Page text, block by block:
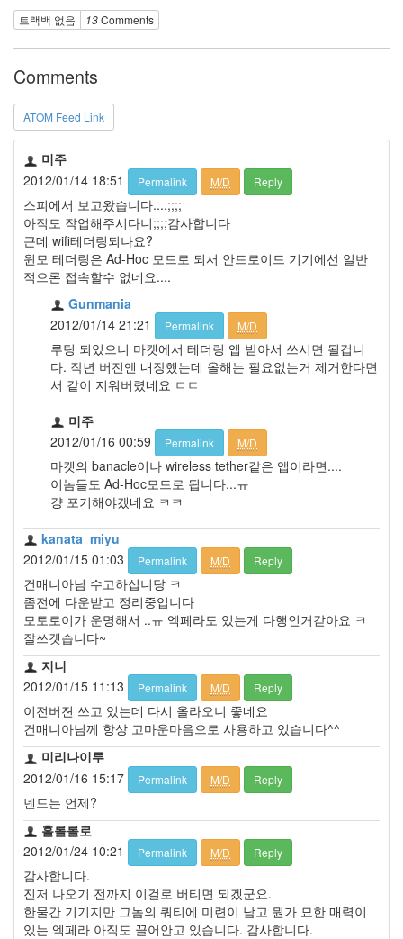
트랙백 없음 13Comments
Comments
ATOM Feed Link
미주
2012/01/14 18:51
Permalink M/D Reply
스피에서 보고왔습니다....;;;;
아직도 작업해주시다니;;;;감사합니다
근데 wifi테더링되나요?
윈모 테더링은 Ad-Hoc 모드로 되서 안드로이드 기기에선 일반
적으론 접속할수 없네요....
Gunmania
2012/01/14 21:21
Permalink M/D
루팅 되있으니 마켓에서 테더링 앱 받아서 쓰시면 될겁니
다. 작년 버전엔 내장했는데 올해는 필요없는거 제거한다면
서 같이 지워버렸네요 ㄷㄷ
미주
2012/01/16 00:59
Permalink M/D
마켓의 banacle이나 wireless tether같은 앱이라면....
이놈들도 Ad-Hoc모드로 됩니다...ㅠ
걍 포기해야겠네요 ㅋㅋ
kanata_miyu
2012/01/15 01:03
Permalink M/D Reply
건매니아님 수고하십니당 ㅋ
좀전에 다운받고 정리중입니다
모토로이가 운명해서 ..ㅠ 엑페라도 있는게 다행인거갇아요 ㅋ
잘쓰겟습니다~
지니
2012/01/15 11:13
Permalink M/D Reply
이전버젼 쓰고 있는데 다시 올라오니 좋네요
건매니아님께 항상 고마운마음으로 사용하고 있습니다^^
미리나이루
2012/01/16 15:17
Permalink M/D Reply
넨드는 언제?
홀롤롤로
2012/01/24 10:21
Permalink M/D Reply
감사합니다.
진저 나오기 전까지 이걸로 버티면 되겠군요.
한물간 기기지만 그놈의 쿼티에 미련이 남고 뭔가 묘한 매력이
있는 엑페라 아직도 끌어안고 있습니다. 감사합니다.
리
기
커
강
Notices
Find!